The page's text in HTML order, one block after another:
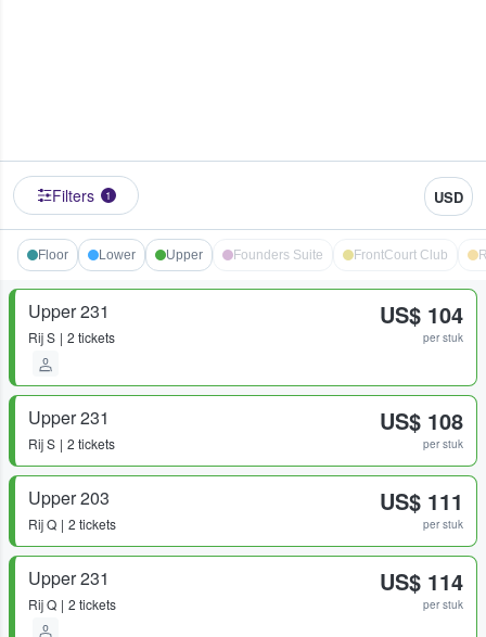
Filters 1 USD
Floor Lower Upper Founders Suite FrontCourt Club
Upper 231
RijS 2 tickets
US$ 104
per stuk
Upper 231
RijS 2 tickets
US$ 108
per stuk
Upper 203
RijQ 2 tickets
US$ 111
per stuk
Upper 231
RijQ 2 tickets
US$ 114
per stuk